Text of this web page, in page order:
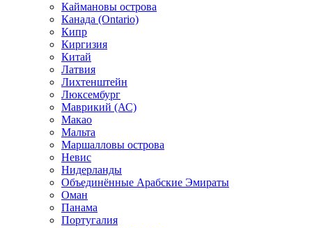
Каймановы острова
Канада (Ontario)
Кипр
Киргизия
Китай
Латвия
Лихтенштейн
Люксембург
Маврикий (АС)
Макао
Мальта
Маршалловы острова
Нeвис
Нидерланды
Объединённые Арабские Эмираты
Оман
Панама
Португалия